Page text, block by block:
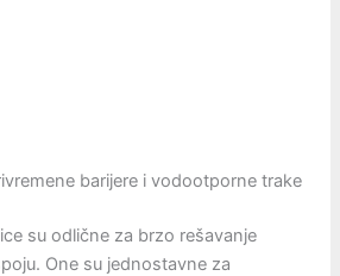
barijere i vodootporne trake
su odlične za brzo rešavanje
One su jednostavne za